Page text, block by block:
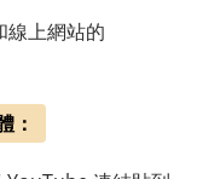
線上網站的
：